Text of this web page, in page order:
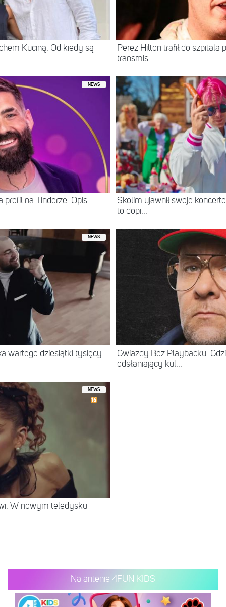
Kuciną. Od kiedy są
Perez Hilton trafił do szpitala
transmis...
NEWS
profil na Tinderze. Opis
Skolim ujawnił swoje
to dopi...
NEWS
wartego dziesiątki tysięcy.
Gwiazdy Bez Playbacku.
odsłaniający kul...
NEWS
W nowym teledysku
Na antenie 4FUN KIDS